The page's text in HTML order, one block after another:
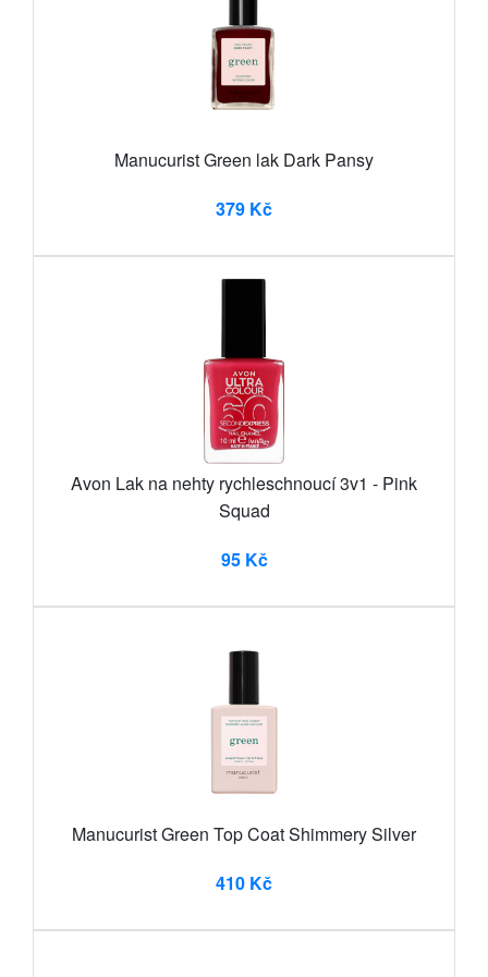
Manucurist Green lak Dark Pansy
379 Kč
Avon Lak na nehty rychleschnoucí 3v1 - Pink
Squad
95 Kč
Manucurist Green Top Coat Shimmery Silver
410 Kč